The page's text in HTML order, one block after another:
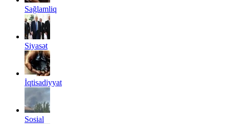
Sağlamliq
Siyasət
İqtisadiyyat
Sosial